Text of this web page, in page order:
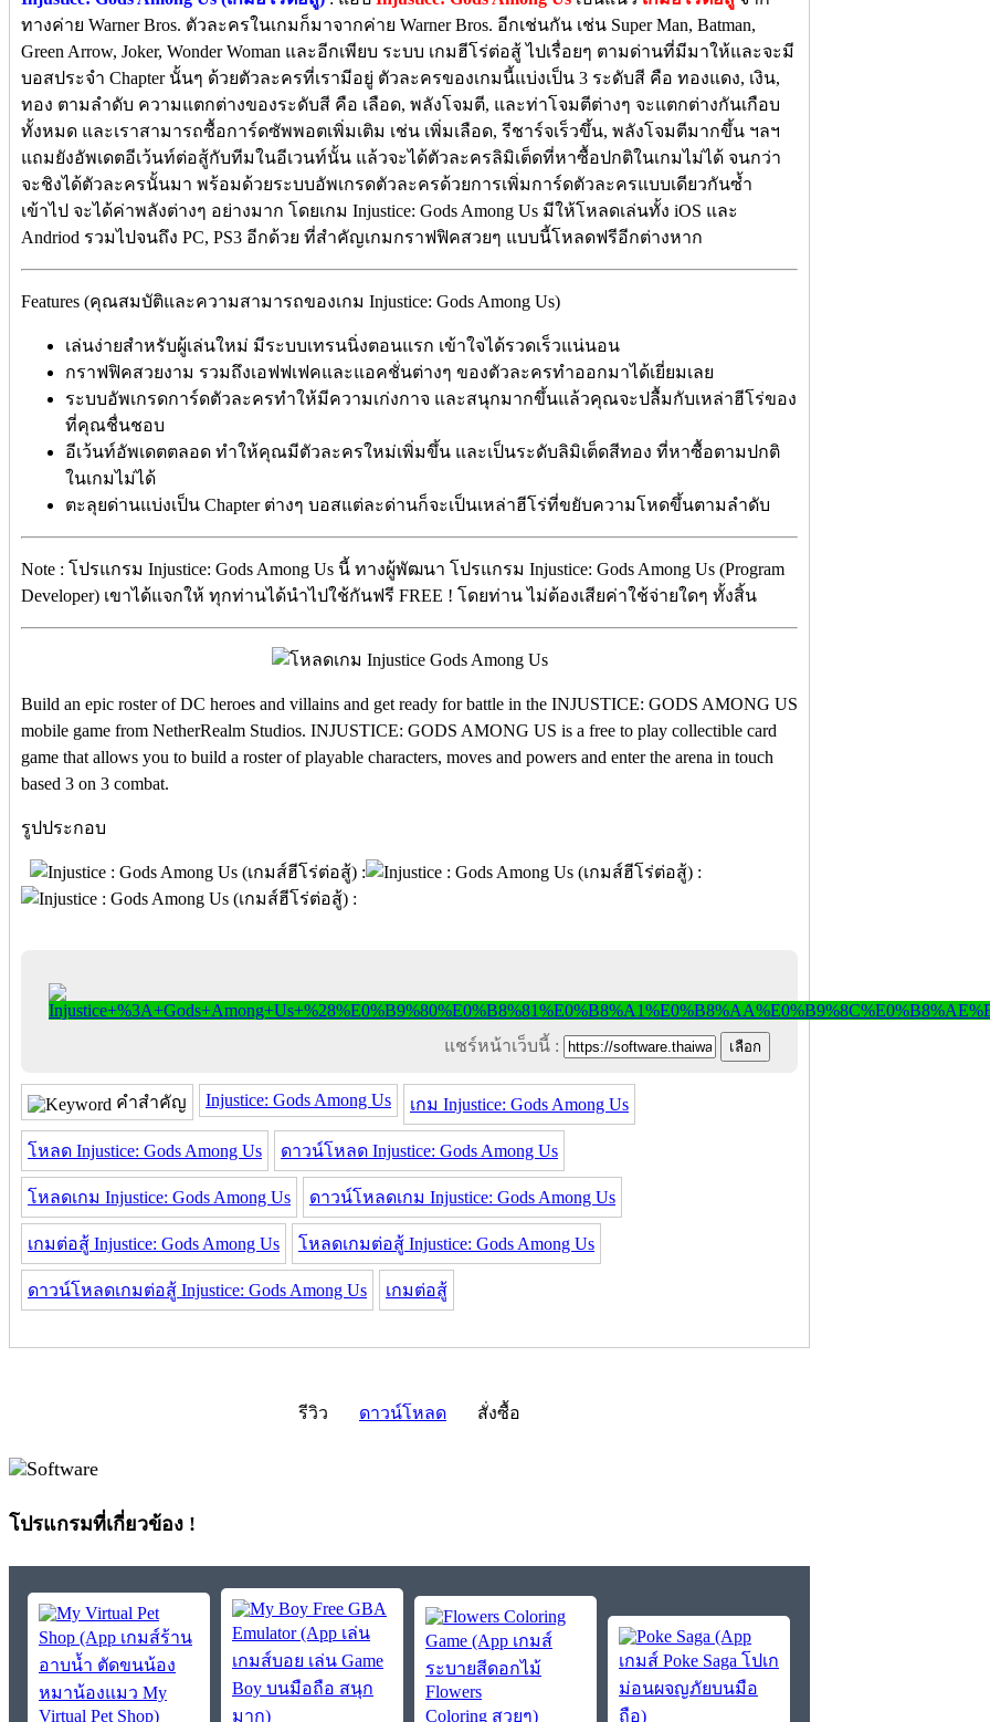
ทางค่าย Warner Bros. ตัวละครในเกมก็มาจากค่าย Warner Bros. อีกเช่นกัน เช่น Super Man, Batman,
Green Arrow, Joker, Wonder Woman และอีกเพียบ ระบบ เกมฮีโร่ต่อสู้ ไปเรื่อยๆ ตามด่านที่มีมาให้และจะมี
บอสประจำ Chapter นั้นๆ ด้วยตัวละครที่เรามีอยู่ ตัวละครของเกมนี้แบ่งเป็น 3 ระดับสี คือ ทองแดง, เงิน,
ทอง ตามลำดับ ความแตกต่างของระดับสี คือ เลือด, พลังโจมตี, และท่าโจมตีต่างๆ จะแตกต่างกันเกือบ
ทั้งหมด และเราสามารถซื้อการ์ดซัพพอตเพิ่มเติม เช่น เพิ่มเลือด, รีชาร์จเร็วขึ้น, พลังโจมตีมากขึ้น ฯลฯ
แถมยังอัพเดตอีเว้นท์ต่อสู้กับทีมในอีเวนท์นั้น แล้วจะได้ตัวละครลิมิเต็ดที่หาซื้อปกติในเกมไม่ได้ จนกว่า
จะชิงได้ตัวละครนั้นมา พร้อมด้วยระบบอัพเกรดตัวละครด้วยการเพิ่มการ์ดตัวละครแบบเดียวกันซ้ำ
เข้าไป จะได้ค่าพลังต่างๆ อย่างมาก โดยเกม Injustice: Gods Among Us มีให้โหลดเล่นทั้ง iOS และ
Andriod รวมไปจนถึง PC, PS3 อีกด้วย ที่สำคัญเกมกราฟฟิคสวยๆ แบบนี้โหลดฟรีอีกต่างหาก
Features (คุณสมบัติและความสามารถของเกม Injustice: Gods Among Us)
เล่นง่ายสำหรับผู้เล่นใหม่ มีระบบเทรนนิ่งตอนแรก เข้าใจได้รวดเร็วแน่นอน
กราฟฟิคสวยงาม รวมถึงเอฟฟเฟคและแอคชั่นต่างๆ ของตัวละครทำออกมาได้เยี่ยมเลย
ระบบอัพเกรดการ์ดตัวละครทำให้มีความเก่งกาจ และสนุกมากขึ้นแล้วคุณจะปลื้มกับเหล่าฮีโร่ของ
ที่คุณชื่นชอบ
อีเว้นท์อัพเดตตลอด ทำให้คุณมีตัวละครใหม่เพิ่มขึ้น และเป็นระดับลิมิเต็ดสีทอง ที่หาซื้อตามปกติ
ในเกมไม่ได้
ตะลุยด่านแบ่งเป็น Chapter ต่างๆ บอสแต่ละด่านก็จะเป็นเหล่าฮีโร่ที่ขยับความโหดขึ้นตามลำดับ
Note : โปรแกรม Injustice: Gods Among Us นี้ ทางผู้พัฒนา โปรแกรม Injustice: Gods Among Us (Program
Developer) เขาได้แจกให้ ทุกท่านได้นำไปใช้กันฟรี FREE ! โดยท่าน ไม่ต้องเสียค่าใช้จ่ายใดๆ ทั้งสิ้น
Build an epic roster of DC heroes and villains and get ready for battle in the INJUSTICE: GODS AMONG US
mobile game from NetherRealm Studios. INJUSTICE: GODS AMONG US is a free to play collectible card
game that allows you to build a roster of playable characters, moves and powers and enter the arena in touch
based 3 on 3 combat.
รูปประกอบ
แชร์หน้าเว็บนี้ :
คำสำคัญ Injustice: Gods Among Us เกม Injustice: Gods Among Us
โหลด Injustice: Gods Among Us ดาวน์โหลด Injustice: Gods Among Us
โหลดเกม Injustice: Gods Among Us ดาวน์โหลดเกม Injustice: Gods Among Us
เกมต่อสู้ Injustice: Gods Among Us โหลดเกมต่อสู้ Injustice: Gods Among Us
ดาวน์โหลดเกมต่อสู้ Injustice: Gods Among Us เกมต่อสู้
รีวิว ดาวน์โหลด สั่งซื้อ
โปรแกรมที่เกี่ยวข้อง !